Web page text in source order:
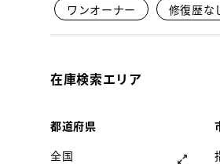
ワンオーナー 修復歴な
在庫検索エリア
都道府県
全国